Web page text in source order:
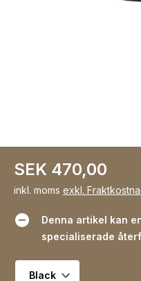
SEK 470,00
inkl. moms exkl.
Denna artikel kan
specialiserade
Välj variant